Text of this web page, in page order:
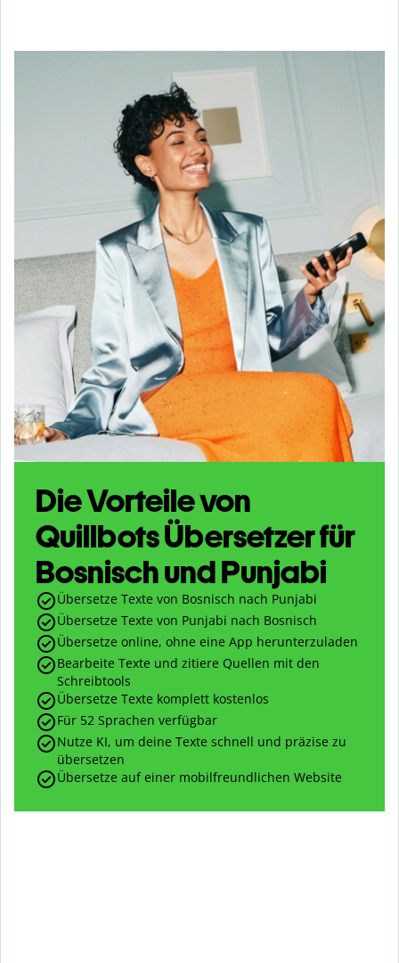
Die Vorteile von
Quillbots Übersetzer für
Bosnisch und Punjabi
Übersetze Texte von Bosnisch nach Punjabi
Übersetze Texte von Punjabi nach Bosnisch
Übersetze online, ohne eine App herunterzuladen
Bearbeite Texte und zitiere Quellen mit den
Schreibtools
Übersetze Texte komplett kostenlos
Für 52 Sprachen verfügbar
Nutze KI, um deine Texte schnell und präzise zu
übersetzen
Übersetze auf einer mobilfreundlichen Website